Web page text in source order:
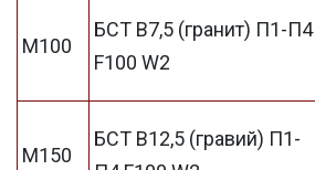
М100
БСТ В7,5 (гранит) П1-П4
F100 W2
М150
БСТ В12,5 (гравий) П1-